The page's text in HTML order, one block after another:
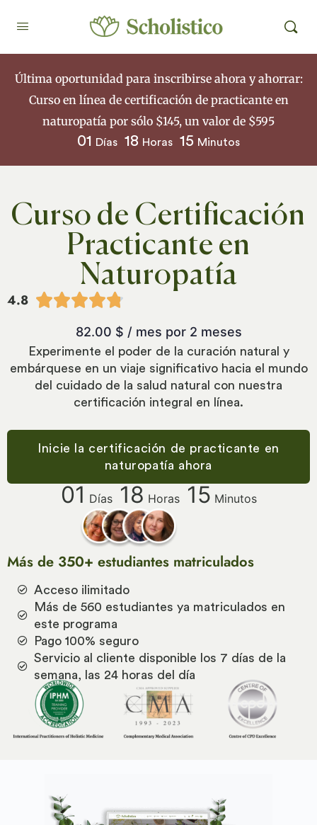
Última oportunidad para inscribirse ahora y ahorrar:
Curso en línea de certificación de practicante en
naturopatía por sólo $145, un valor de $595
01 Días 18 Horas 15 Minutos
Curso de Certificación
Practicante en
Naturopatía
4.8 
82.00 $ / mes por 2 meses
Experimente el poder de la curación natural y
embárquese en un viaje significativo hacia el mundo
del cuidado de la salud natural con nuestra
certificación integral en línea.
Inicie la certificación de practicante en
naturopatía ahora
01 Días 18 Horas 15 Minutos
Más de 350+ estudiantes matriculados
Acceso ilimitado
Más de 560 estudiantes ya matriculados en
este programa
Pago 100% seguro
Servicio al cliente disponible los 7 días de la
semana, las 24 horas del día